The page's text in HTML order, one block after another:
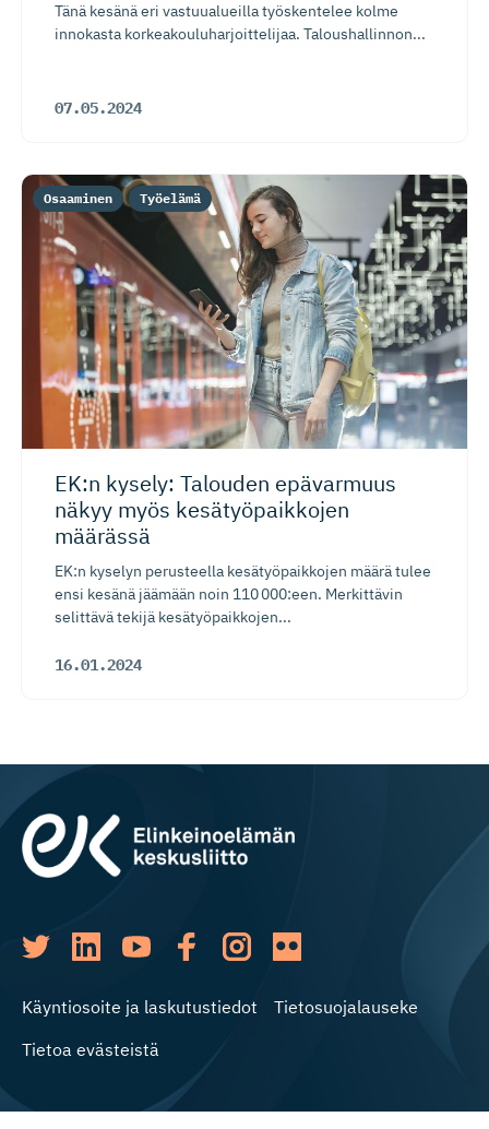
Tänä kesänä eri vastuualueilla työskentelee kolme
innokasta korkeakouluharjoittelijaa. Taloushallinnon...
07.05.2024
EK:n kysely: Talouden epävarmuus
näkyy myös kesätyöpaikkojen
määrässä
EK:n kyselyn perusteella kesätyöpaikkojen määrä tulee
ensi kesänä jäämään noin 110 000:een. Merkittävin
selittävä tekijä kesätyöpaikkojen...
16.01.2024
Osaaminen Työelämä
Käyntiosoite ja laskutustiedot
Tietosuojalauseke
Tietoa evästeistä